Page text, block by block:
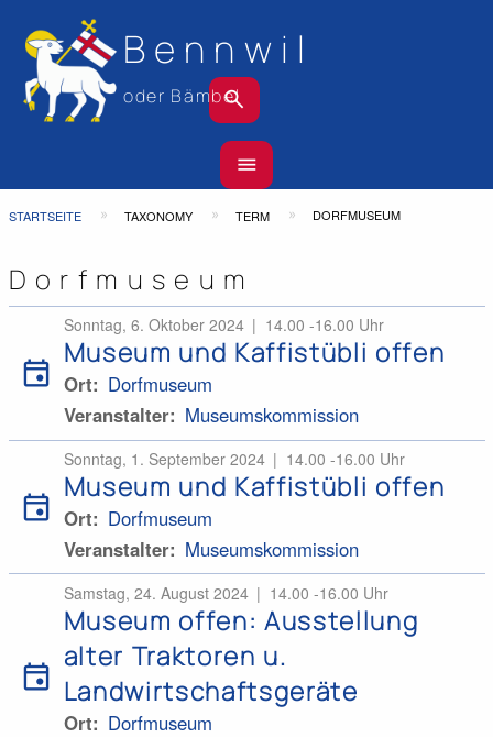
Bennwil
oder Bämbel
search
Hauptnavigation
Top
Bar
menu
Pfadnavigation
STARTSEITE TAXONOMY TERM DORFMUSEUM
Dorfmuseum
event
Sonntag, 6. Oktober 2024 14.00 -16.00 Uhr
Museum und Kaffistübli offen
Ort
Dorfmuseum
Veranstalter
Museumskommission
event
Sonntag, 1. September 2024 14.00 -16.00 Uhr
Museum und Kaffistübli offen
Ort
Dorfmuseum
Veranstalter
Museumskommission
event
Samstag, 24. August 2024 14.00 -16.00 Uhr
Museum offen: Ausstellung
alter Traktoren u.
Landwirtschaftsgeräte
Ort
Dorfmuseum